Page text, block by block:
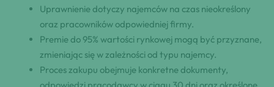
Uprawnienie dotyczy najemców na czas nieokreślony
oraz pracowników odpowiedniej firmy.
Premie do 95% wartości rynkowej mogą być przyznane,
zmieniając się w zależności od typu najemcy.
Proces zakupu obejmuje konkretne dokumenty,